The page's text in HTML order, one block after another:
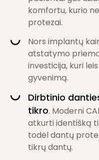
komfortu, kurio
protezai.
Nors implantų
atstatymo
investicija, kuri
gyvenimą.
Dirbtinio
tikro. Moderni
atkurti identišką
todėl dantų
tikrų dantų.